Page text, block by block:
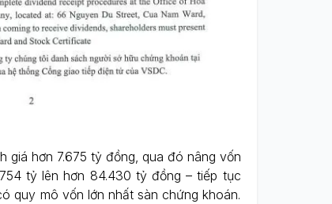
giá hơn 7.675 tỷ đồng, qua đó nâng vốn
tỷ lên hơn 84.430 tỷ đồng – tiếp tục
quy mô vốn lớn nhất sàn chứng khoán.